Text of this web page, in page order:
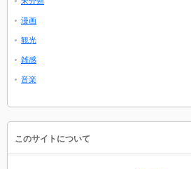
漫画
観光
雑感
音楽
このサイトについて